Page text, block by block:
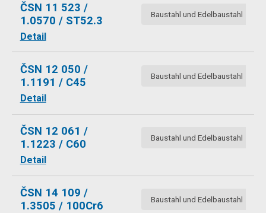
ČSN 11 523 /
1.0570 / ST52.3
Baustahl und Edelbaustahl
Detail
ČSN 12 050 /
1.1191 / C45
Baustahl und Edelbaustahl
Detail
ČSN 12 061 /
1.1223 / C60
Baustahl und Edelbaustahl
Detail
ČSN 14 109 /
1.3505 / 100Cr6
Baustahl und Edelbaustahl